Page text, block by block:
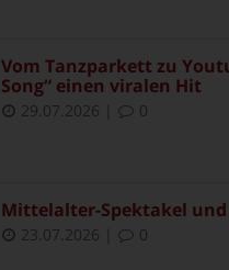
Vom Tanzparkett zu
Song“ einen viralen Hit
29.07.2026 0
Mittelalter-Spektakel und
23.07.2026 0